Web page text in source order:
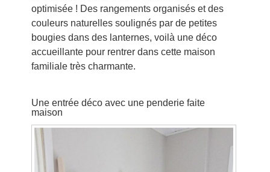
optimisée ! Des rangements organisés et des
couleurs naturelles soulignés par de petites
bougies dans des lanternes, voilà une déco
accueillante pour rentrer dans cette maison
familiale très charmante.
Une entrée déco avec une penderie faite
maison